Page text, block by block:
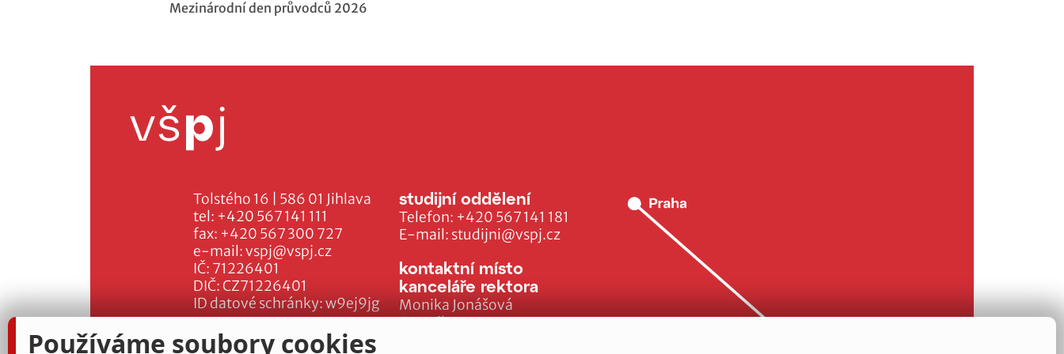
Mezinárodní den průvodců 2026
Tolstého 16 | 586 01 Jihlava
tel: +420 567 141 111
fax: +420 567 300 727
e-mail:vspj@vspj.cz
IČ: 71226401
DIČ: CZ71226401
ID datové schránky: w9ej9jg
studijní oddělení
Telefon: +420 567 141 181
E-mail: studijni@vspj.cz
kontaktní místo
kanceláře rektora
Monika Jonášová
E-mail:
Používáme soubory cookies